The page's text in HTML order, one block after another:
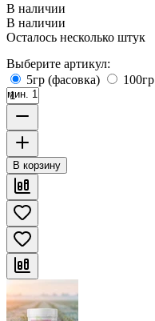
В наличии
В наличии
Осталось несколько штук
Выберите артикул:
5гр (фасовка)
100гр
мин. 1
В корзину